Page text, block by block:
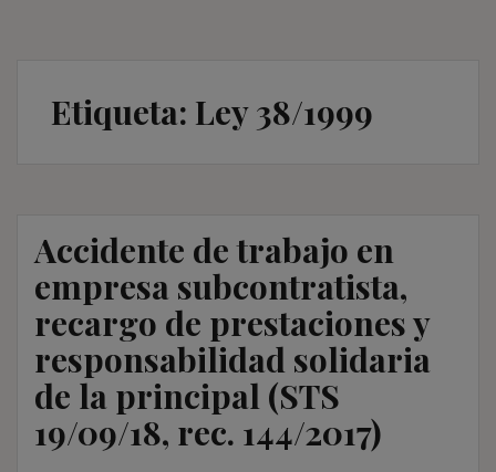
Etiqueta: Ley 38/1999
Accidente de trabajo en
empresa subcontratista,
recargo de prestaciones y
responsabilidad solidaria
de la principal (STS
19/09/18, rec. 144/2017)